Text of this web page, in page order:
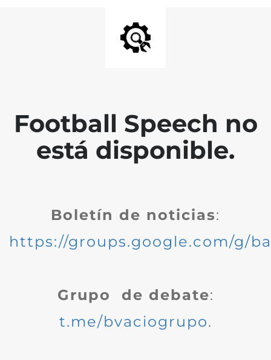
Football Speech no
está disponible.
Boletín de noticias:
https://groups.google.com/g/
Grupo de debate:
t.me/bvaciogrupo.